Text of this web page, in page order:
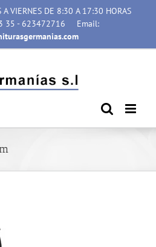
A VIERNES DE 8:30 A 17:30 HORAS
35 - 623472716
Email: